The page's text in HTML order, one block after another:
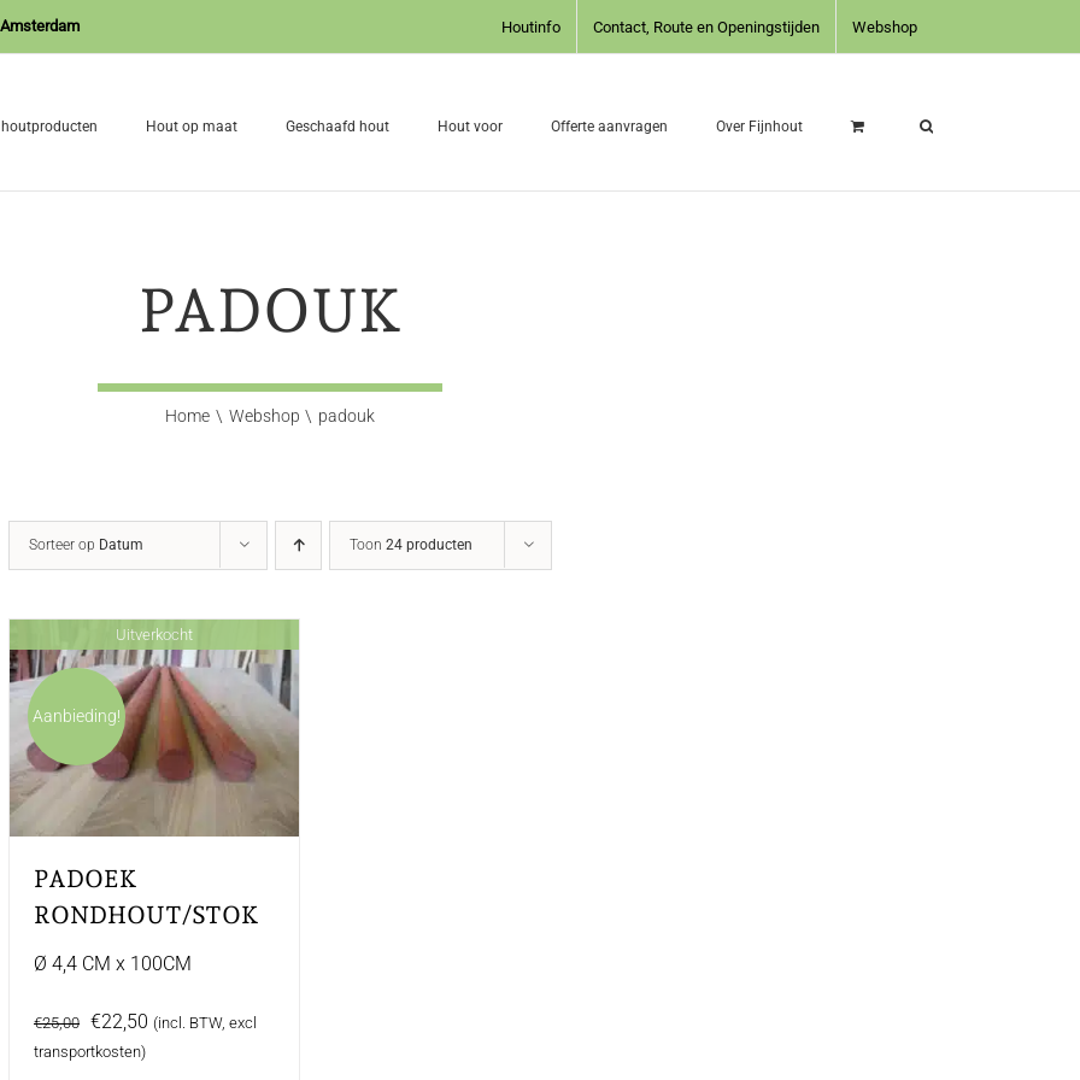
Houtinfo Contact, Route en Openingstijden Webshop
Hout op maat Geschaafd hout Hout voor Offerte aanvragen Over Fijnhout
PADOUK
Home Webshop padouk
Sorteer op Datum Toon 24 producten
Uitverkocht
Aanbieding!
PADOEK
RONDHOUT/STOK
Ø 4,4 CM x 100CM
€25,00 Oorspronkelijke
prijs
€22,50 Huidige
(incl. BTW, excl
transportkosten)